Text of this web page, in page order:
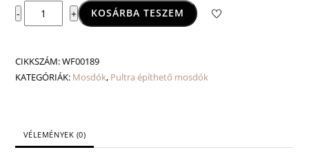
-
Petunia
40
építhető
mosdó
+ KOSÁRBA TESZEM
CIKKSZÁM:WF00189
KATEGÓRIÁK: Mosdók, Pultra építhető mosdók
VÉLEMÉNYEK (0)